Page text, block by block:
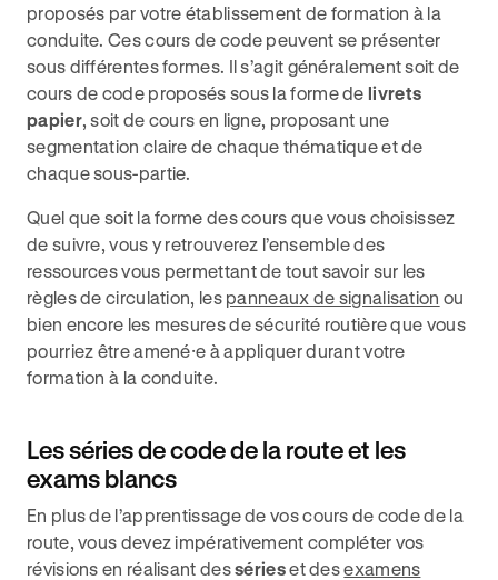
proposés par votre établissement de formation à la
conduite. Ces cours de code peuvent se présenter
sous différentes formes. Il s’agit généralement soit de
cours de code proposés sous la forme de livrets
papier, soit de cours en ligne, proposant une
segmentation claire de chaque thématique et de
chaque sous-partie.
Quel que soit la forme des cours que vous choisissez
de suivre, vous y retrouverez l’ensemble des
ressources vous permettant de tout savoir sur les
règles de circulation, les panneaux de signalisation ou
bien encore les mesures de sécurité routière que vous
pourriez être amené⸱e à appliquer durant votre
formation à la conduite.
Les séries de code de la route et les
exams blancs
En plus de l’apprentissage de vos cours de code de la
route, vous devez impérativement compléter vos
révisions en réalisant dessérieset desexamens